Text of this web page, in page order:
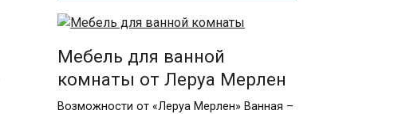
Мебель для ванной
комнаты от Леруа Мерлен
Возможности от «Леруа Мерлен» Ванная –